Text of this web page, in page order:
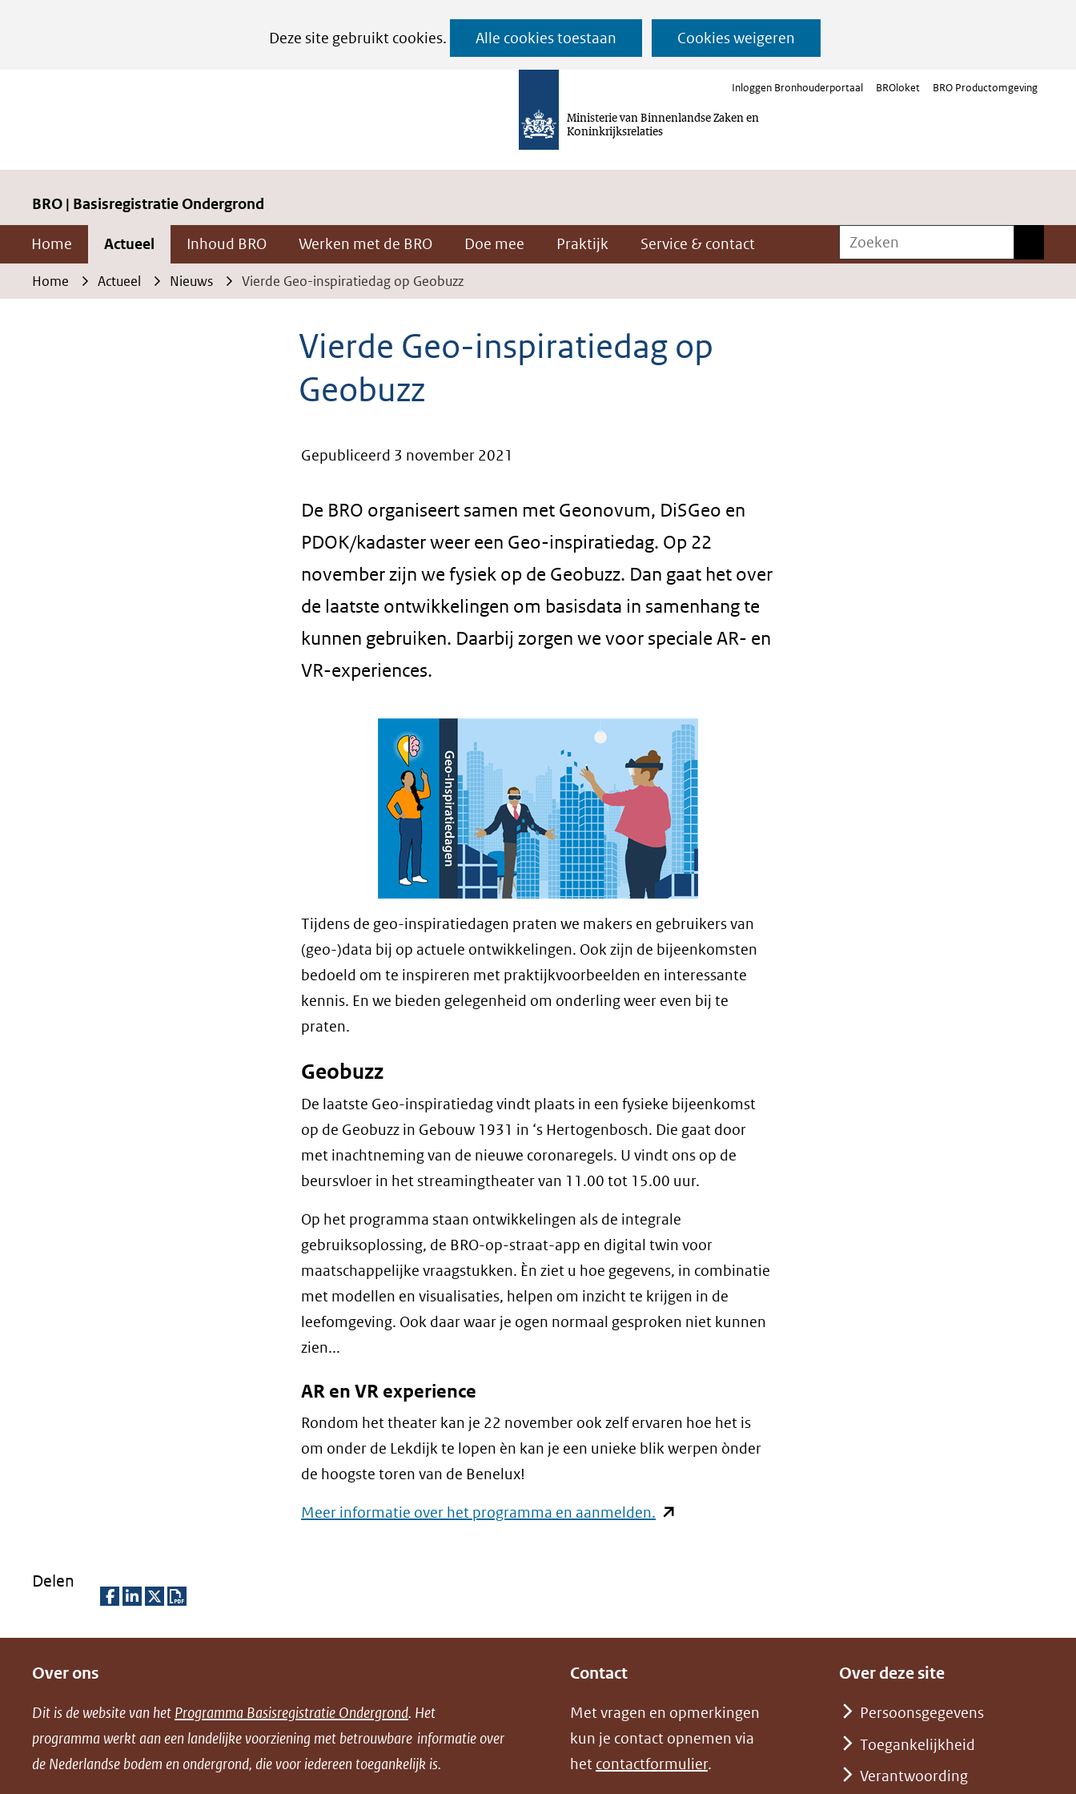
Deze site gebruikt cookies.
van
cookies
op
deze
website
worden
Alle cookies toestaan Cookies weigeren
Ga
naar
de
Ministerie van Binnenlandse Zaken en
Koninkrijksrelaties
Inloggen Bronhouderportaal BROloket BRO Productomgeving
BRO | Basisregistratie Ondergrond
Home Actueel Inhoud BRO Werken met de BRO Doe mee Praktijk Service & contact Zoeken
Home Actueel Nieuws Vierde Geo-inspiratiedag op Geobuzz
Vierde Geo-inspiratiedag op
Geobuzz
Gepubliceerd 3 november 2021
De BRO organiseert samen met Geonovum, DiSGeo en
PDOK/kadaster weer een Geo-inspiratiedag. Op 22
november zijn we fysiek op de Geobuzz. Dan gaat het over
de laatste ontwikkelingen om basisdata in samenhang te
kunnen gebruiken. Daarbij zorgen we voor speciale AR- en
VR-experiences.
Tijdens de geo-inspiratiedagen praten we makers en gebruikers van
(geo-)data bij op actuele ontwikkelingen. Ook zijn de bijeenkomsten
bedoeld om te inspireren met praktijkvoorbeelden en interessante
kennis. En we bieden gelegenheid om onderling weer even bij te
praten.
Geobuzz
De laatste Geo-inspiratiedag vindt plaats in een fysieke bijeenkomst
op de Geobuzz in Gebouw 1931 in ‘s Hertogenbosch. Die gaat door
met inachtneming van de nieuwe coronaregels. U vindt ons op de
beursvloer in het streamingtheater van 11.00 tot 15.00 uur.
Op het programma staan ontwikkelingen als de integrale
gebruiksoplossing, de BRO-op-straat-app en digital twin voor
maatschappelijke vraagstukken. Èn ziet u hoe gegevens, in combinatie
met modellen en visualisaties, helpen om inzicht te krijgen in de
leefomgeving. Ook daar waar je ogen normaal gesproken niet kunnen
zien...
AR en VR experience
Rondom het theater kan je 22 november ook zelf ervaren hoe het is
om onder de Lekdijk te lopen èn kan je een unieke blik werpen ònder
de hoogste toren van de Benelux!
Meer informatie over het programma en aanmelden. (opent
naar
website)
Delen
n
o
p
n
o
p
n
o
p
l
o
a
Over ons
Dit is de website van het Programma Basisregistratie Ondergrond. Het
programma werkt aan een landelijke voorziening met betrouwbare informatie over
de Nederlandse bodem en ondergrond, die voor iedereen toegankelijk is.
Contact
Met vragen en opmerkingen
kun je contact opnemen via
het contactformulier.
Over deze site
Persoonsgegevens
Toegankelijkheid
Verantwoording